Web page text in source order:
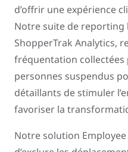
d’offrir une expérience
Notre suite de reporting
ShopperTrak Analytics,
fréquentation collectées
personnes suspendus
détaillants de stimuler
favoriser la
Notre solution